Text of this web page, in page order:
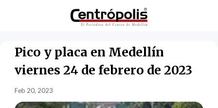
Pico y placa en Medellín
viernes 24 de febrero de 2023
Feb 20, 2023